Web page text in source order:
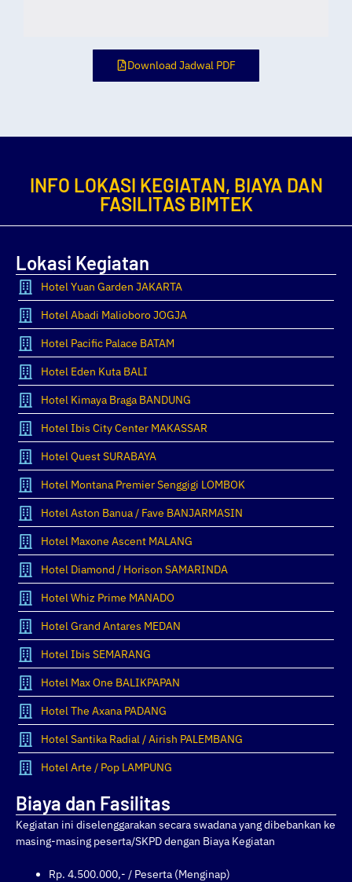
Download Jadwal PDF
INFO LOKASI KEGIATAN, BIAYA DAN
FASILITAS BIMTEK
Lokasi Kegiatan
Hotel Yuan Garden JAKARTA
Hotel Abadi Malioboro JOGJA
Hotel Pacific Palace BATAM
Hotel Eden Kuta BALI
Hotel Kimaya Braga BANDUNG
Hotel Ibis City Center MAKASSAR
Hotel Quest SURABAYA
Hotel Montana Premier Senggigi LOMBOK
Hotel Aston Banua / Fave BANJARMASIN
Hotel Maxone Ascent MALANG
Hotel Diamond / Horison SAMARINDA
Hotel Whiz Prime MANADO
Hotel Grand Antares MEDAN
Hotel Ibis SEMARANG
Hotel Max One BALIKPAPAN
Hotel The Axana PADANG
Hotel Santika Radial / Airish PALEMBANG
Hotel Arte / Pop LAMPUNG
Biaya dan Fasilitas
Kegiatan ini diselenggarakan secara swadana yang dibebankan ke
masing-masing peserta/SKPD dengan Biaya Kegiatan
Rp. 4.500.000,- / Peserta (Menginap)